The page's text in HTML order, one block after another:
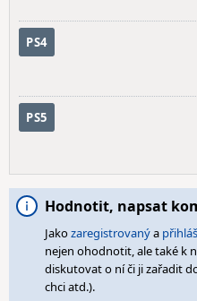
PS4
PS5
Hodnotit, napsat
Jakozaregistrovanýa
nejen ohodnotit, ale také k
diskutovat o ní či ji zařadit
chci atd.).